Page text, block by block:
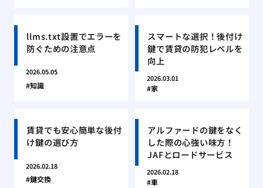
llms.txt設置でエラーを
防ぐための注意点
2026.05.05
知識
スマートな選択！後付け
鍵で賃貸の防犯レベルを
向上
2026.03.01
家
賃貸でも安心簡単な後付
け鍵の選び方
2026.02.18
鍵交換
アルファードの鍵をなく
した際の心強い味方！
JAFとロードサービス
2026.02.18
車